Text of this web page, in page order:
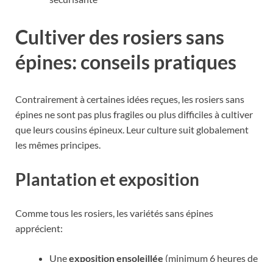
Cultiver des rosiers sans
épines: conseils pratiques
Contrairement à certaines idées reçues, les rosiers sans
épines ne sont pas plus fragiles ou plus difficiles à cultiver
que leurs cousins épineux. Leur culture suit globalement
les mêmes principes.
Plantation et exposition
Comme tous les rosiers, les variétés sans épines
apprécient:
Uneexposition ensoleillée (minimum 6 heures de